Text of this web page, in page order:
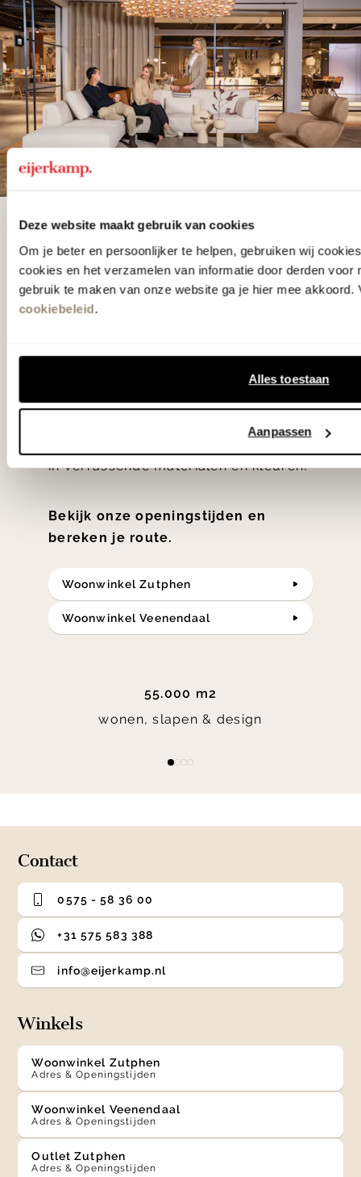
Deze website maakt gebruik van cookies
Om je beter en persoonlijker te helpen, gebruiken wij
cookies en het verzamelen van informatie door derden voor
gebruik te maken van onze website ga je hier mee akkoord.
cookiebeleid.
Alles toestaan
Aanpassen
De woonwinkel
gezien op tv!
Wie kent het programma vtwonen
samengesteld met de mooiste
klassiekers en de nieuwste ontwerpen
in verrassende materialen en kleuren!
Bekijk onze openingstijden en
bereken je route.
Woonwinkel Zutphen
Woonwinkel Veenendaal
55.000 m2
wonen, slapen & design
Contact
0575 - 58 36 00
+31 575 583 388
info@eijerkamp.nl
Winkels
Woonwinkel Zutphen
Adres & Openingstijden
Woonwinkel Veenendaal
Adres & Openingstijden
Outlet Zutphen
Adres & Openingstijden